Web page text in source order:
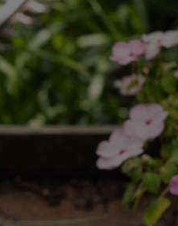
STIHL on
160 maassa.
Itävallassa ja
Lyhyesti
ihanteelliset